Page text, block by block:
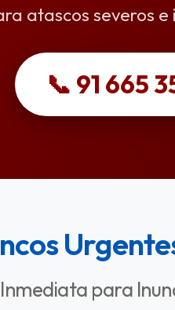
atascos severos e
📞 91 665
para